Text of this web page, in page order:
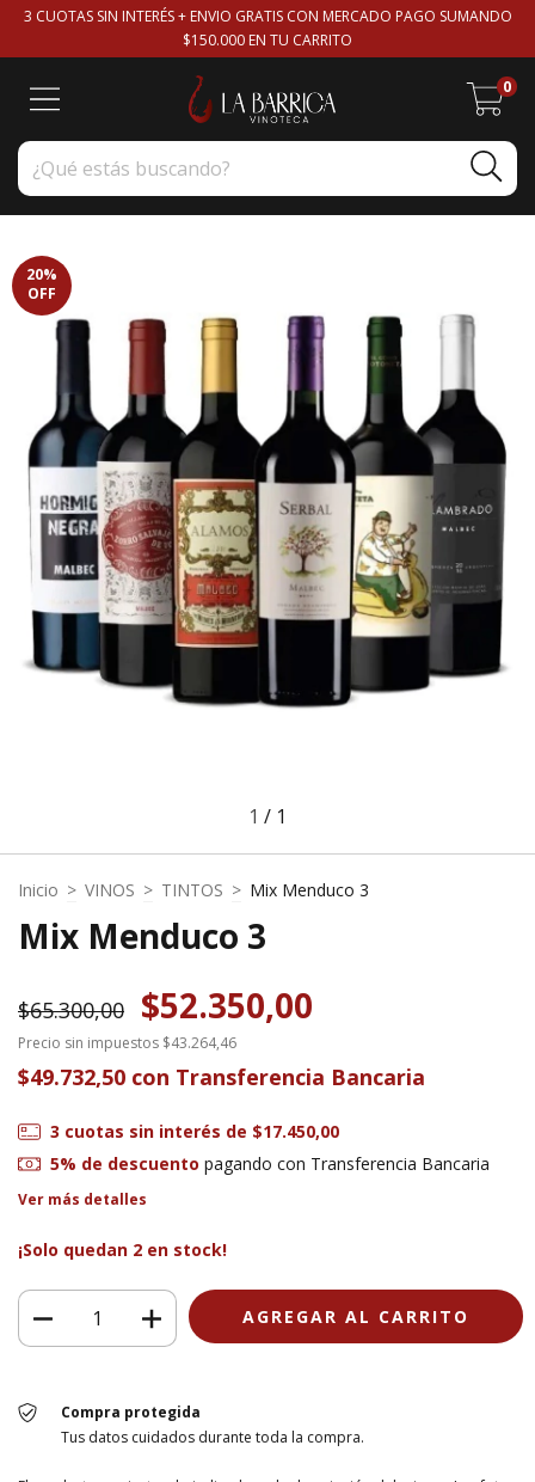
3 CUOTAS SIN INTERÉS + ENVIO GRATIS CON MERCADO PAGO SUMANDO
$150.000 EN TU CARRITO
0
20%
OFF
1 / 1
Inicio > VINOS > TINTOS > Mix Menduco 3
Mix Menduco 3
$65.300,00 $52.350,00
Precio sin impuestos $43.264,46
$49.732,50 con Transferencia Bancaria
3 cuotas sin interés de $17.450,00
5% de descuento pagando con Transferencia Bancaria
Ver más detalles
¡Solo quedan 2 en stock!
Compra protegida
Tus datos cuidados durante toda la compra.